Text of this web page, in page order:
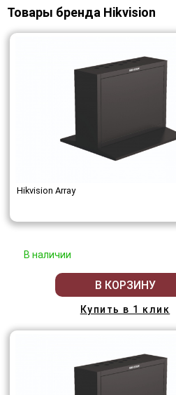
Товары бренда Hikvision
Hikvision Array
В наличии
В КОРЗИНУ
Купить в 1 клик